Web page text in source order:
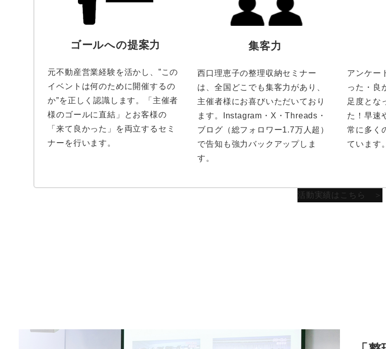
ゴールへの提案力
元不動産営業経験を活かし、”この
イベントは何のために開催するの
か”を正しく認識します。「主催者
様のゴールに直結」とお客様の
「来て良かった」を両立するセミ
ナーを行います。
集客力
西口理恵子の整理収納セミナー
は、全国どこでも集客力があり、
主催者様にお喜びいただいており
ます。Instagram・X・Threads・
ブログ（総フォロワー1.7万人超）
で告知も強力バックアップしま
す。
アンケー
った・良
足度とな
た！早速
常に多く
ています。
活動実績はこちら ＞